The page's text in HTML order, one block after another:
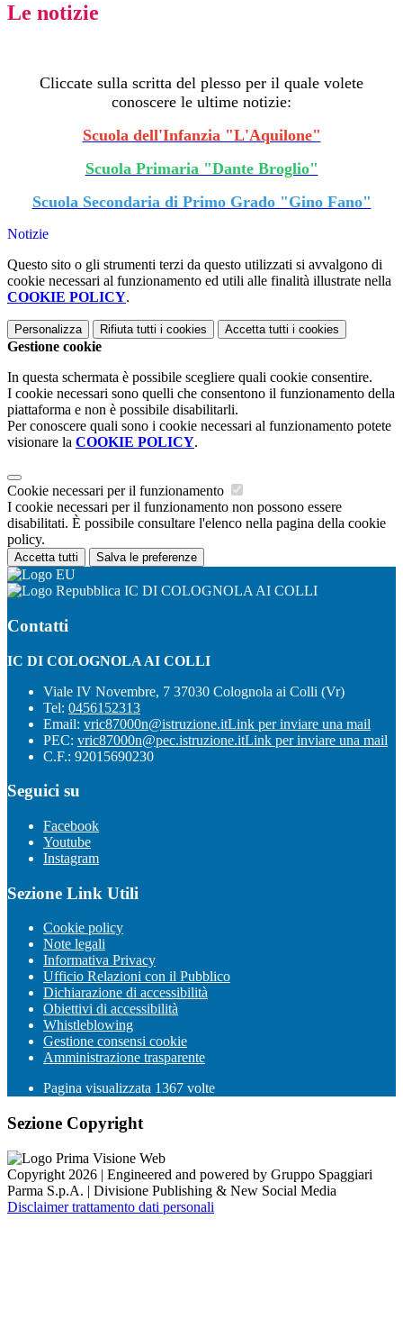
Le notizie
Cliccate sulla scritta del plesso per il quale volete
conoscere le ultime notizie:
Scuola dell'Infanzia "L'Aquilone"
Scuola Primaria "Dante Broglio"
Scuola Secondaria di Primo Grado "Gino Fano"
Notizie
Questo sito o gli strumenti terzi da questo utilizzati si avvalgono di
cookie necessari al funzionamento ed utili alle finalità illustrate nella
COOKIE POLICY.
Personalizza Rifiuta tutti i cookies Accetta tutti i cookies
Gestione cookie
In questa schermata è possibile scegliere quali cookie consentire.
I cookie necessari sono quelli che consentono il funzionamento della
piattaforma e non è possibile disabilitarli.
Per conoscere quali sono i cookie necessari al funzionamento potete
visionare la COOKIE POLICY.
Cookie necessari per il funzionamento
I cookie necessari per il funzionamento non possono essere
disabilitati. È possibile consultare l'elenco nella pagina della cookie
policy.
Accetta tutti Salva le preferenze
IC DI COLOGNOLA AI COLLI
Contatti
IC DI COLOGNOLA AI COLLI
Viale IV Novembre, 7 37030 Colognola ai Colli (Vr)
Tel: 0456152313
Email: vric87000n@istruzione.itLink per inviare una mail
PEC: vric87000n@pec.istruzione.itLink per inviare una mail
C.F.: 92015690230
Seguici su
Facebook
Youtube
Instagram
Sezione Link Utili
Cookie policy
Note legali
Informativa Privacy
Ufficio Relazioni con il Pubblico
Dichiarazione di accessibilità
Obiettivi di accessibilità
Whistleblowing
Gestione consensi cookie
Amministrazione trasparente
Pagina visualizzata 1367 volte
Sezione Copyright
Copyright 2026 | Engineered and powered by Gruppo Spaggiari
Parma S.p.A. | Divisione Publishing & New Social Media
Disclaimer trattamento dati personali